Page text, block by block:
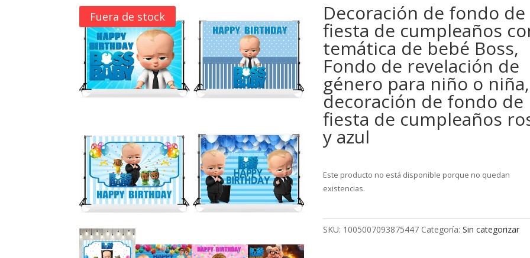
Fuera de stock Decoración de fondo de
fiesta de cumpleaños
temática de bebé Boss,
Fondo de revelación de
género para niño o niña,
decoración de fondo de
fiesta de cumpleaños
y azul
Este producto no está disponible porque no quedan
existencias.
SKU: 1005007093875447 Categoría: Sin categorizar